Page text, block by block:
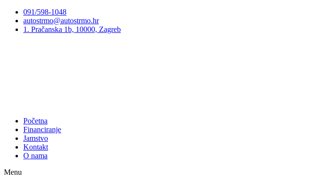
Preskoči
sadržaj
091/598-1048
autostrmo@autostrmo.hr
1. Pračanska 1b, 10000, Zagreb
Početna
Financiranje
Jamstvo
Kontakt
O nama
Menu